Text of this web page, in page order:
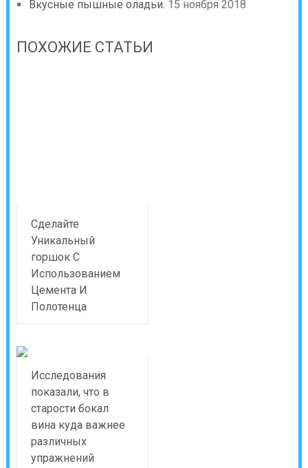
Вкусные пышные оладьи. 15 ноября 2018
ПОХОЖИЕ СТАТЬИ
Сделайте
Уникальный
горшок С
Использованием
Цемента И
Полотенца
Исследования
показали, что в
старости бокал
вина куда важнее
различных
упражнений